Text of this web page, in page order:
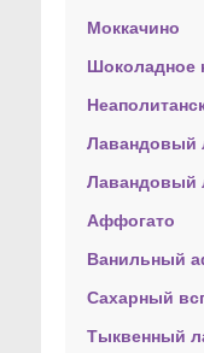
Моккачино
Шоколадное
Лавандовый
Лавандовый
Аффогато
Ванильный
Сахарный
Тыквенный